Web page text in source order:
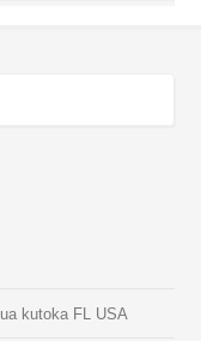
kutoka FL USA